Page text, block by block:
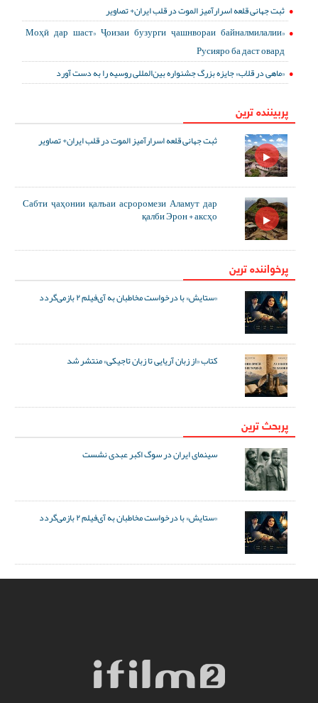
ثبت جهانی قلعه اسرارآمیز الموت در قلب ایران+ تصاویر
«Моҳӣ дар шаст» Ҷоизаи бузурги ҷашнвораи байналмилалии
Русияро ба даст овард
«ماهی در قلاب» جایزه بزرگ جشنواره بین‌المللی روسیه را به دست آورد
پربیننده ترین
ثبت جهانی قلعه اسرارآمیز الموت در قلب ایران+ تصاویر
Сабти ҷаҳонии қалъаи асроромези Аламут дар
қалби Эрон + аксҳо
پرخواننده ترین
«ستایش» با درخواست مخاطبان به آی‌فیلم ۲ بازمی‌گردد
کتاب «از زبان آریایی تا زبان تاجیکی» منتشر شد
پربحث ترین
سینمای ایران در سوگ اکبر عبدی نشست
«ستایش» با درخواست مخاطبان به آی‌فیلم ۲ بازمی‌گردد